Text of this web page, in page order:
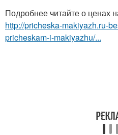
Подробнее читайте о ценах
http://pricheska-makiyazh.ru-
pricheskam-i-makiyazhu/...